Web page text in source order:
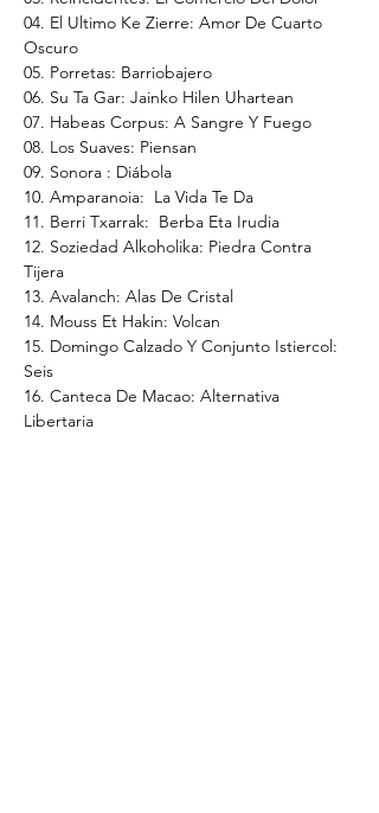
04. El Ultimo Ke Zierre: Amor De Cuarto
Oscuro
05. Porretas: Barriobajero
06. Su Ta Gar: Jainko Hilen Uhartean
07. Habeas Corpus: A Sangre Y Fuego
08. Los Suaves: Piensan
09. Sonora : Diábola
10. Amparanoia:  La Vida Te Da
11. Berri Txarrak:  Berba Eta Irudia
12. Soziedad Alkoholika: Piedra Contra
Tijera
13. Avalanch: Alas De Cristal
14. Mouss Et Hakin: Volcan
15. Domingo Calzado Y Conjunto Istiercol:
Seis
16. Canteca De Macao: Alternativa
Libertaria